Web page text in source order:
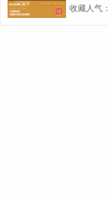
收藏人气：